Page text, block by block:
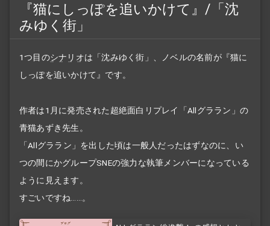
『猫にしっぽを追いかけて』/「沈
みゆく街」
1つ目のシナリオは「沈みゆく街」、ノベルの名前が『猫に
しっぽを追いかけて』です。
作者は1月に発売された超絶面白リプレイ「Allグララン」の
青猫あずき先生。
「Allグララン」を出した頃は一般人だったはずなのに、い
つの間にかグループSNEの強力な執筆メンバーになっている
ように見えます。
すごいですね……。